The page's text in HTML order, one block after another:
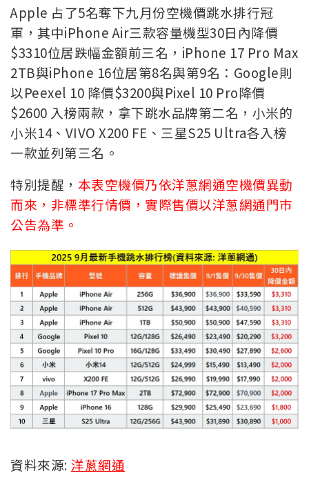
Apple 占了5名奪下九月份空機價跳水排行冠
軍，其中iPhone Air三款容量機型30日內降價
$3310位居跌幅金額前三名，iPhone 17 Pro Max
2TB與iPhone 16位居第8名與第9名：Google則
以Peexel 10 降價$3200與Pixel 10 Pro降價
$2600 入榜兩款，拿下跳水品牌第二名，小米的
小米14、VIVO X200 FE、三星S25 Ultra各入榜
一款並列第三名。
特別提醒， 本表空機價乃依洋蔥網通空機價異動
而來，非標準行情價，實際售價以洋蔥網通門市
公告為準。
資料來源: 洋蔥網通